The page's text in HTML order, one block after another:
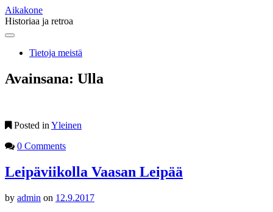
Aikakone
Historiaa ja retroa
Main
Skip
contentTietoja meistä
Avainsana: Ulla
Posted in Yleinen
0 Comments
Leipäviikolla Vaasan Leipää
by admin on 12.9.2017